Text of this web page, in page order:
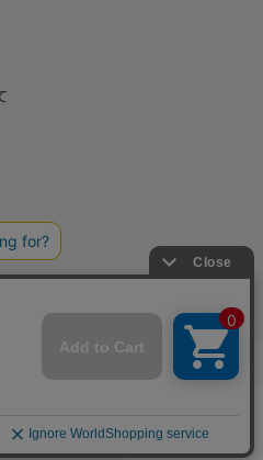
プライバシーポリシー
の通販Circus All Rights reserved.
ですか？